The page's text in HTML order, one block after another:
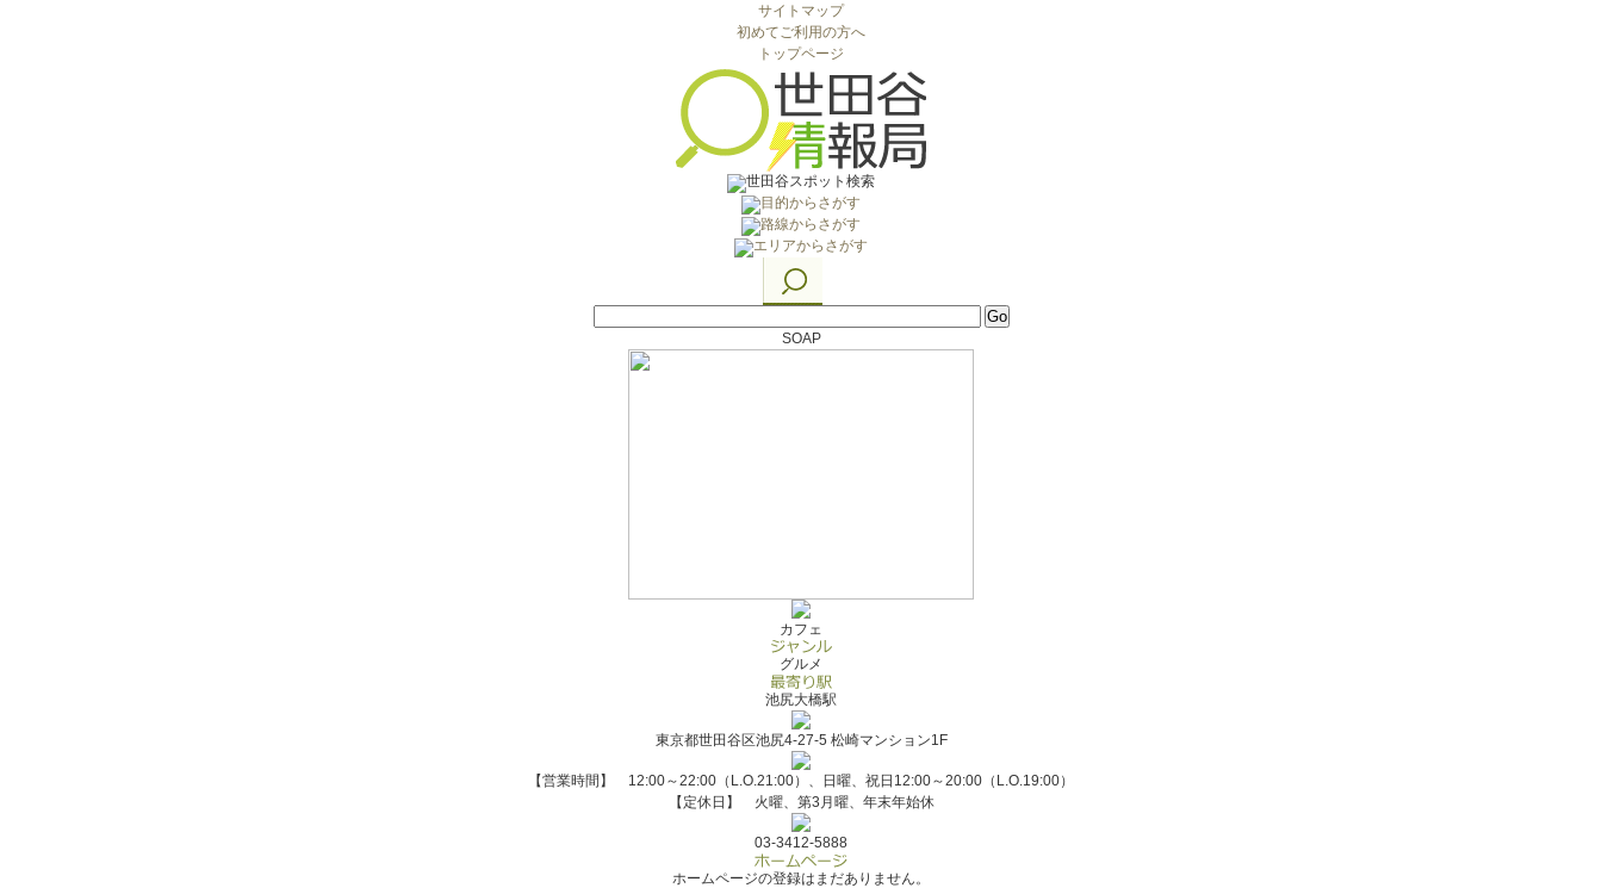
サイトマップ
初めてご利用の方へ
トップページ
SOAP
カフェ
グルメ
池尻大橋駅
東京都世田谷区池尻4-27-5 松崎マンション1F
【営業時間】 12:00～22:00（L.O.21:00）、日曜、祝日12:00～20:00（L.O.19:00）
【定休日】 火曜、第3月曜、年末年始休
03-3412-5888
ホームページの登録はまだありません。